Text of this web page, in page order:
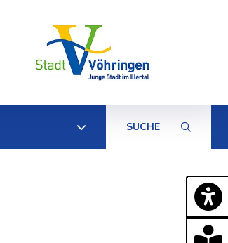
SUCHE